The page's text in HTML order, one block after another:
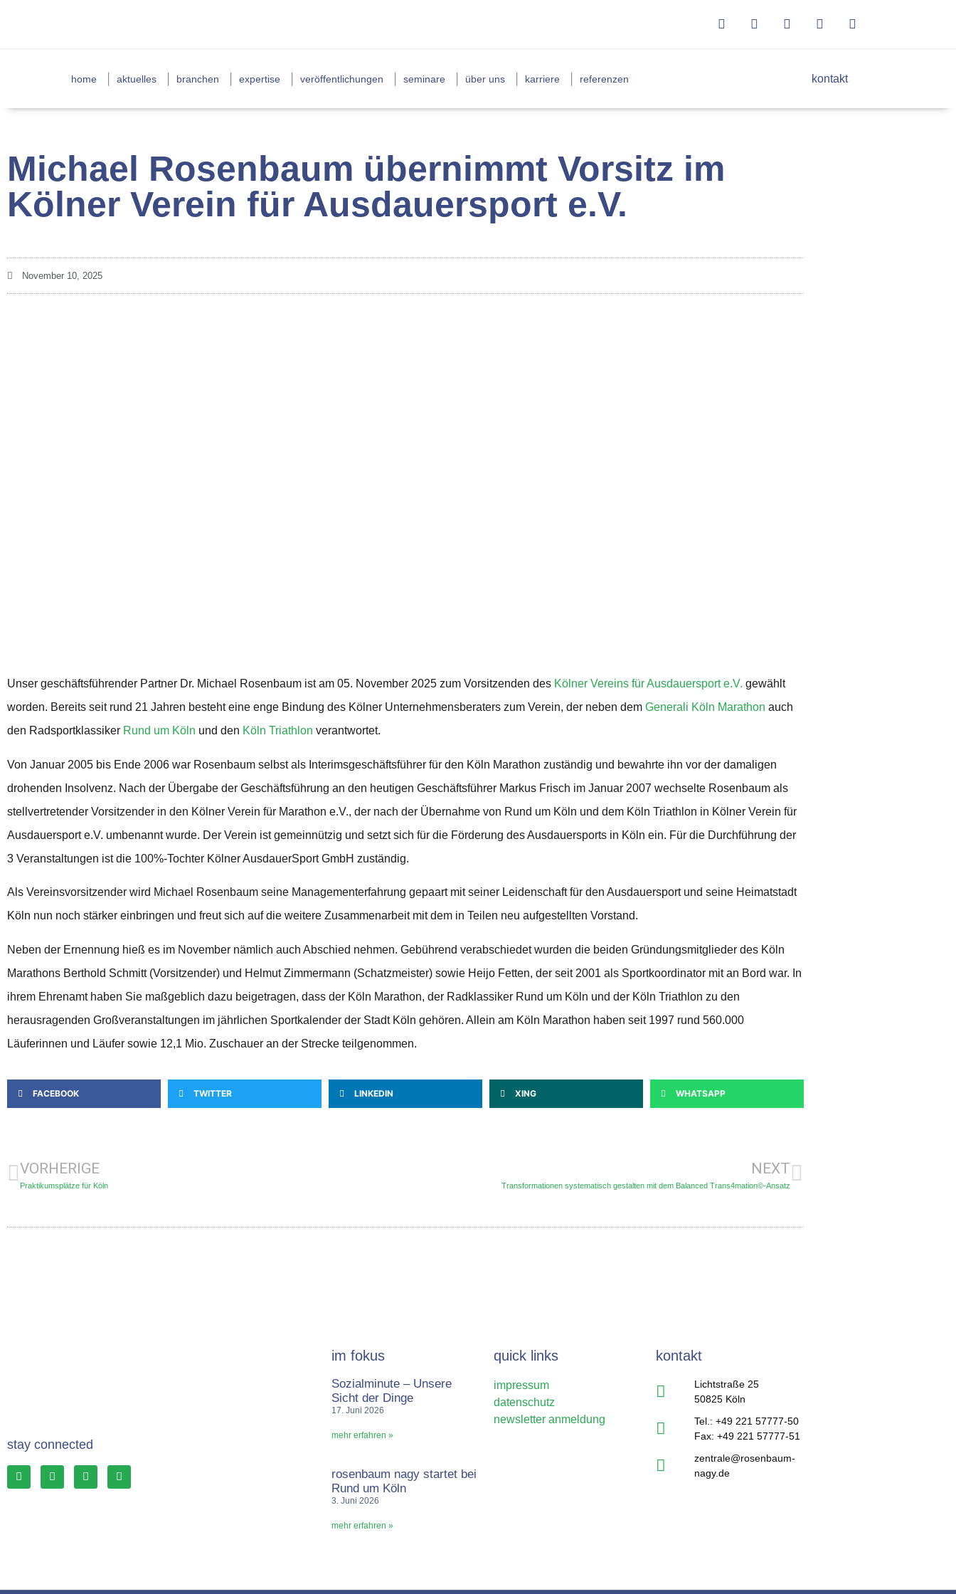
home aktuelles branchen expertise veröffentlichungen seminare über uns karriere referenzen kontakt
Michael Rosenbaum übernimmt Vorsitz im
Kölner Verein für Ausdauersport e.V.
November 10, 2025
Unser geschäftsführender Partner Dr. Michael Rosenbaum ist am 05. November 2025 zum Vorsitzenden des Kölner Vereins für Ausdauersport e.V. gewählt
worden. Bereits seit rund 21 Jahren besteht eine enge Bindung des Kölner Unternehmensberaters zum Verein, der neben dem Generali Köln Marathon auch
den Radsportklassiker Rund um Köln und den Köln Triathlon verantwortet.
Von Januar 2005 bis Ende 2006 war Rosenbaum selbst als Interimsgeschäftsführer für den Köln Marathon zuständig und bewahrte ihn vor der damaligen
drohenden Insolvenz. Nach der Übergabe der Geschäftsführung an den heutigen Geschäftsführer Markus Frisch im Januar 2007 wechselte Rosenbaum als
stellvertretender Vorsitzender in den Kölner Verein für Marathon e.V., der nach der Übernahme von Rund um Köln und dem Köln Triathlon in Kölner Verein für
Ausdauersport e.V. umbenannt wurde. Der Verein ist gemeinnützig und setzt sich für die Förderung des Ausdauersports in Köln ein. Für die Durchführung der
3 Veranstaltungen ist die 100%-Tochter Kölner AusdauerSport GmbH zuständig.
Als Vereinsvorsitzender wird Michael Rosenbaum seine Managementerfahrung gepaart mit seiner Leidenschaft für den Ausdauersport und seine Heimatstadt
Köln nun noch stärker einbringen und freut sich auf die weitere Zusammenarbeit mit dem in Teilen neu aufgestellten Vorstand.
Neben der Ernennung hieß es im November nämlich auch Abschied nehmen. Gebührend verabschiedet wurden die beiden Gründungsmitglieder des Köln
Marathons Berthold Schmitt (Vorsitzender) und Helmut Zimmermann (Schatzmeister) sowie Heijo Fetten, der seit 2001 als Sportkoordinator mit an Bord war. In
ihrem Ehrenamt haben Sie maßgeblich dazu beigetragen, dass der Köln Marathon, der Radklassiker Rund um Köln und der Köln Triathlon zu den
herausragenden Großveranstaltungen im jährlichen Sportkalender der Stadt Köln gehören. Allein am Köln Marathon haben seit 1997 rund 560.000
Läuferinnen und Läufer sowie 12,1 Mio. Zuschauer an der Strecke teilgenommen.
FACEBOOK TWITTER LINKEDIN XING WHATSAPP
VORHERIGE
Praktikumsplätze für Köln
NEXT
Transformationen systematisch gestalten mit dem Balanced Trans4mation©-Ansatz
stay connected
im fokus
Sozialminute – Unsere
Sicht der Dinge
17. Juni 2026
mehr erfahren »
rosenbaum nagy startet bei
Rund um Köln
3. Juni 2026
mehr erfahren »
quick links
impressum
datenschutz
newsletter anmeldung
kontakt
Lichtstraße 25
50825 Köln
Tel.: +49 221 57777-50
Fax: +49 221 57777-51
zentrale@rosenbaum-
nagy.de